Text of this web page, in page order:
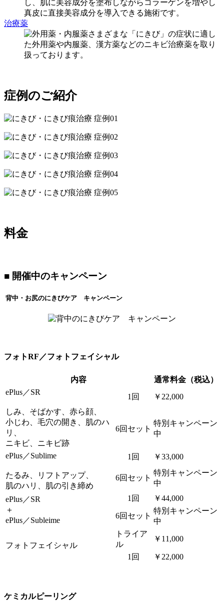
し、肌に美容成分を塗布しながらコラーゲンを増やし
真皮に直接美容成分を導入できる施術です。
治療薬
さまざまな「にきび」の症状に適し
た外用薬や内服薬、漢方薬などのニキビ治療薬を取り
扱っております。
症例のご紹介
料金
■ 開催中のキャンペーン
背中・お尻のにきびケア キャンペーン
フォトRF／フォトフェイシャル
内容
通常料金（税込）
ePlus／SR
しみ、そばかす、赤ら顔、
小じわ、毛穴の開き、肌のハ
リ、
ニキビ、ニキビ跡
1回 ￥22,000
6回セット
特別キャンペーン
中
ePlus／Sublime
たるみ、リフトアップ、
肌のハリ、肌の引き締め
1回 ￥33,000
6回セット
特別キャンペーン
中
ePlus／SR
＋
ePlus／Subleime
1回 ￥44,000
6回セット
特別キャンペーン
中
フォトフェイシャル
トライア
ル
￥11,000
1回 ￥22,000
ケミカルピーリング